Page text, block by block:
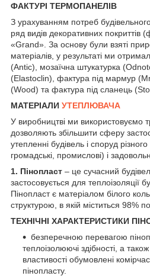
ФАКТУРІ ТЕРМОПАНЕЛІВ
З урахуванням потреб
ряд видів декоративних покриттів
«Grand». За основу були взяті
матеріалів, у результаті ми
(Antic), мозаїчна штукатурка
(Elastoclin), фактура під мармур
(Wood) та фактура під сланець
МАТЕРІАЛИ УТЕПЛЮВАЧА
У виробництві ми використовуємо
дозволяють збільшити сферу
утепленні будівель і споруд
громадські, промислові) і
1. Пінопласт – це сучасний
застосовується для теплоізоляції
Пінопласт є матеріалом білого
структурою, в якій міститься 98%
ТЕХНІЧНІ ХАРАКТЕРИСТИКИ
безперечною перевагою
теплоізолюючі здібності, а також
властивості обумовлені
пінопласту.